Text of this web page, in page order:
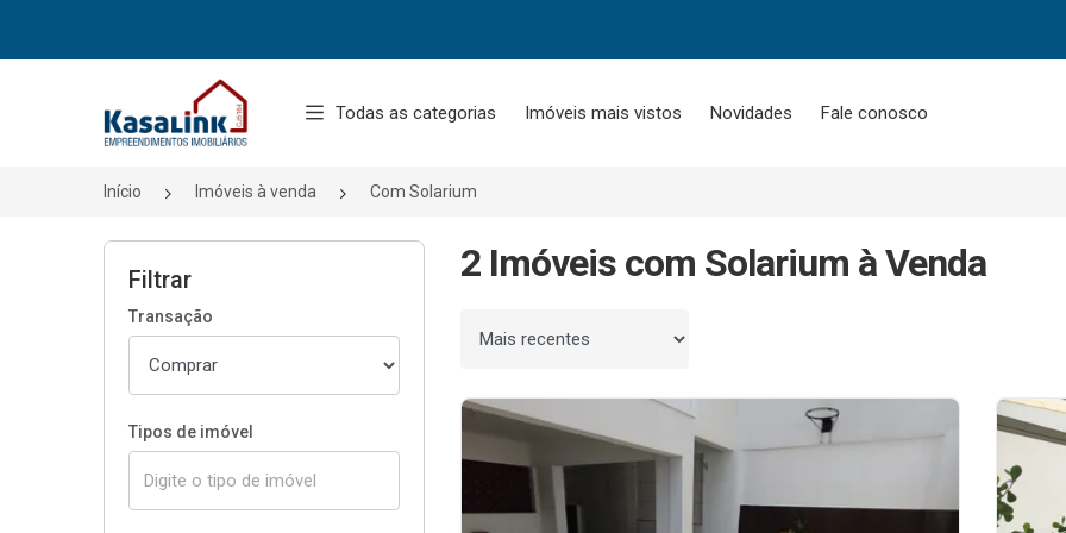
Página inicial
Todas as categorias Imóveis mais vistos Novidades Fale conosco
Início Imóveis à venda Com Solarium
Filtrar
Transação
Tipos de imóvel
2 Imóveis com Solarium à Venda
Ordenar por